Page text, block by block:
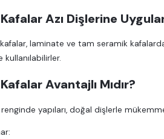
Azı Dişlerine
laminate ve tam seramik
Avantajlı Mıdır?
yapıları, doğal dişlerle